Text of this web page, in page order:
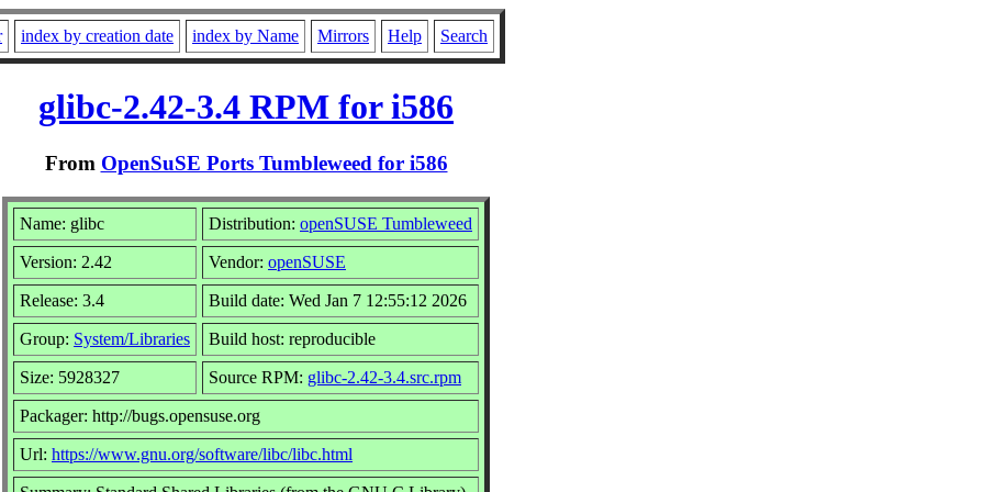
index by creation date index by Name Mirrors Help Search
glibc-2.42-3.4 RPM for i586
From OpenSuSE Ports Tumbleweed for i586
Name: glibc Distribution: openSUSE Tumbleweed
Version: 2.42 Vendor: openSUSE
Release: 3.4 Build date: Wed Jan 7 12:55:12 2026
Group: System/Libraries Build host: reproducible
Size: 5928327 Source RPM: glibc-2.42-3.4.src.rpm
Packager: http://bugs.opensuse.org
Url: https://www.gnu.org/software/libc/libc.html